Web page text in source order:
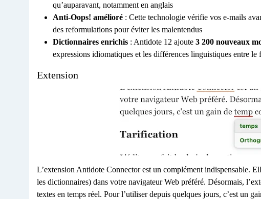
qu’auparavant, notamment en anglais
Anti-Oops! amélioré : Cette technologie vérifie vos e-mails
des reformulations pour éviter les malentendus
Dictionnaires enrichis : Antidote 12 ajoute 3 200 nouveaux
expressions idiomatiques et les différences linguistiques entre le
Extension
L’extension Antidote Connector est un complément indispensable.
les dictionnaires) dans votre navigateur Web préféré. Désormais,
textes en temps réel. Pour l’utiliser depuis quelques jours, c’est un